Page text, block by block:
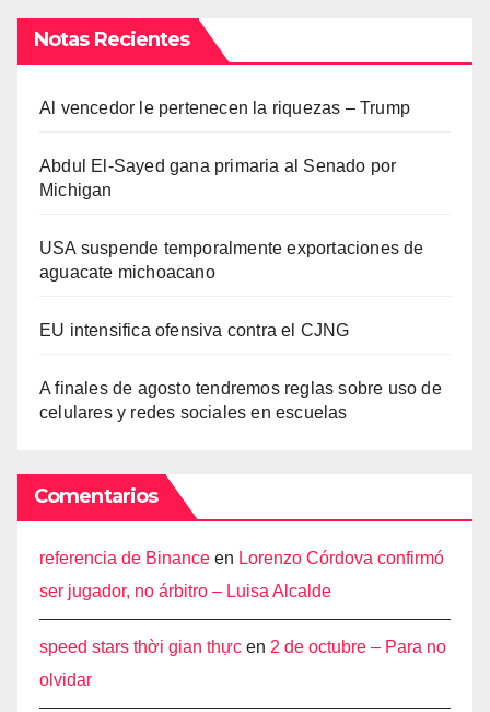
Notas Recientes
Al vencedor le pertenecen la riquezas – Trump
Abdul El-Sayed gana primaria al Senado por
Michigan
USA suspende temporalmente exportaciones de
aguacate michoacano
EU intensifica ofensiva contra el CJNG
A finales de agosto tendremos reglas sobre uso de
celulares y redes sociales en escuelas
Comentarios
referencia de Binance en Lorenzo Córdova confirmó
ser jugador, no árbitro – Luisa Alcalde
speed stars thời gian thực en 2 de octubre – Para no
olvidar